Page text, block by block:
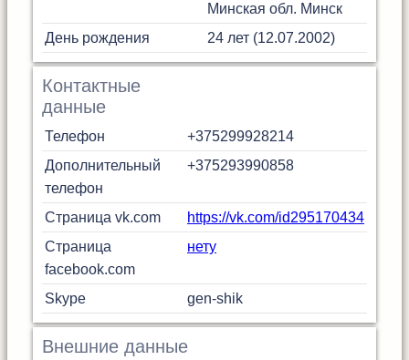
Минская обл. Минск
День рождения
24 лет (12.07.2002)
Контактные
данные
Телефон
+375299928214
Дополнительный
телефон
+375293990858
Страница vk.com
https://vk.com/id295170434
Страница
facebook.com
нету
Skype gen-shik
Внешние данные